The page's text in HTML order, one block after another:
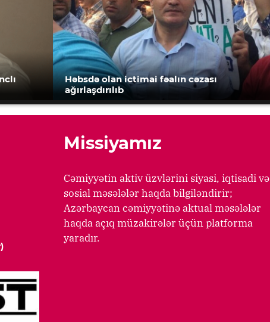
Həbsdə olan ictimai fəalın cəzası
ağırlaşdırılıb
Missiyamız
Cəmiyyətin aktiv üzvlərini siyasi, iqtisadi və
sosial məsələlər haqda bilgiləndirir;
Azərbaycan cəmiyyətinə aktual məsələlər
haqda açıq müzakirələr üçün platforma
yaradır.